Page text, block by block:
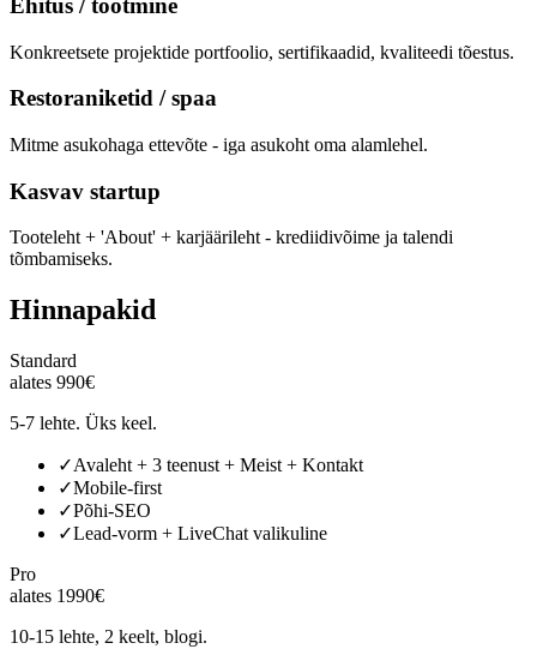
Ehitus / tootmine
Konkreetsete projektide portfoolio, sertifikaadid, kvaliteedi tõestus.
Restoraniketid / spaa
Mitme asukohaga ettevõte - iga asukoht oma alamlehel.
Kasvav startup
Tooteleht + 'About' + karjäärileht - krediidivõime ja talendi
tõmbamiseks.
Hinnapakid
Standard
alates 990€
5-7 lehte. Üks keel.
✓Avaleht + 3 teenust + Meist + Kontakt
✓Mobile-first
✓Põhi-SEO
✓Lead-vorm + LiveChat valikuline
Pro
alates 1990€
10-15 lehte, 2 keelt, blogi.